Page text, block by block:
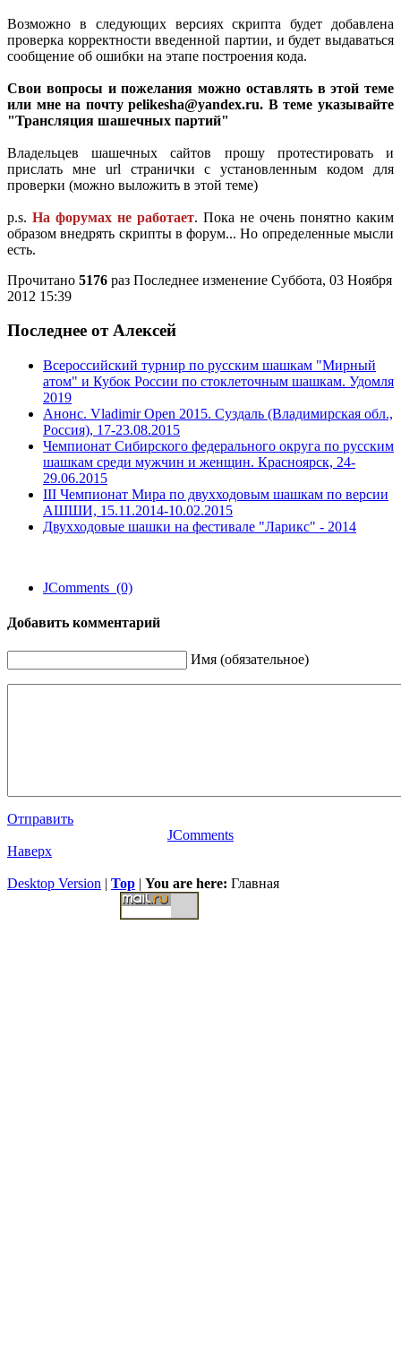
Возможно в следующих версиях скрипта будет добавлена
проверка корректности введенной партии, и будет выдаваться
сообщение об ошибки на этапе построения кода.
Свои вопросы и пожелания можно оставлять в этой теме
или мне на почтуpelikesha@yandex.ru. В теме указывайте
"Трансляция шашечных партий"
Владельцев шашечных сайтов прошу протестировать и
прислать мне url странички с установленным кодом для
проверки (можно выложить в этой теме)
p.s. На форумах не работает. Пока не очень понятно каким
образом внедрять скрипты в форум... Но определенные мысли
есть.
Прочитано 5176 раз Последнее изменение Суббота, 03 Ноября
2012 15:39
Последнее от Алексей
Всероссийский турнир по русским шашкам "Мирный
атом" и Кубок России по стоклеточным шашкам. Удомля
2019
Анонс. Vladimir Open 2015. Суздаль (Владимирская обл.,
Россия), 17-23.08.2015
Чемпионат Сибирского федерального округа по русским
шашкам среди мужчин и женщин. Красноярск, 24-
29.06.2015
III Чемпионат Мира по двухходовым шашкам по версии
АШШИ, 15.11.2014-10.02.2015
Двухходовые шашки на фестивале "Ларикс" - 2014
JComments (0)
Добавить комментарий
Имя (обязательное)
Отправить
JComments
Наверх
Desktop Version | Top | You are here: Главная